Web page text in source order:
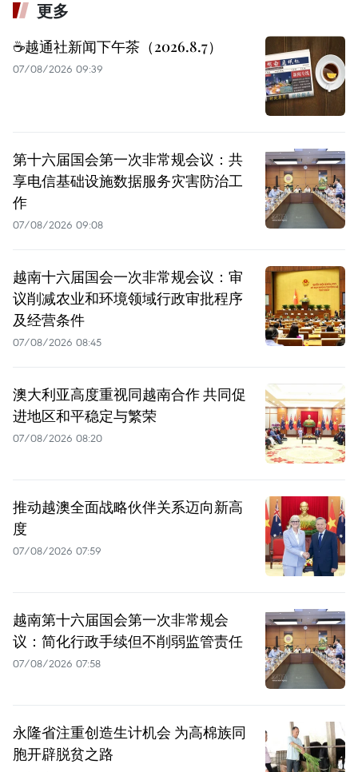
更多
☕️越通社新闻下午茶（2026.8.7）
07/08/2026 09:39
第十六届国会第一次非常规会议：共
享电信基础设施数据服务灾害防治工
作
07/08/2026 09:08
越南十六届国会一次非常规会议：审
议削减农业和环境领域行政审批程序
及经营条件
07/08/2026 08:45
澳大利亚高度重视同越南合作 共同促
进地区和平稳定与繁荣
07/08/2026 08:20
推动越澳全面战略伙伴关系迈向新高
度
07/08/2026 07:59
越南第十六届国会第一次非常规会
议：简化行政手续但不削弱监管责任
07/08/2026 07:58
永隆省注重创造生计机会 为高棉族同
胞开辟脱贫之路